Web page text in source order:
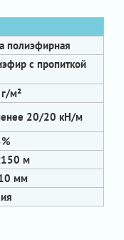
полиэфирная
с пропиткой
м²
20/20 кН/м
м
мм